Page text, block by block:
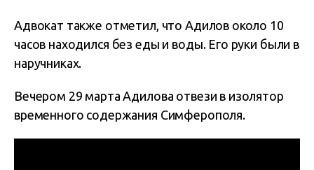
Адвокат также отметил, что Адилов около 10
часов находился без еды и воды. Его руки были в
наручниках.
Вечером 29 марта Адилова отвези в изолятор
временного содержания Симферополя.